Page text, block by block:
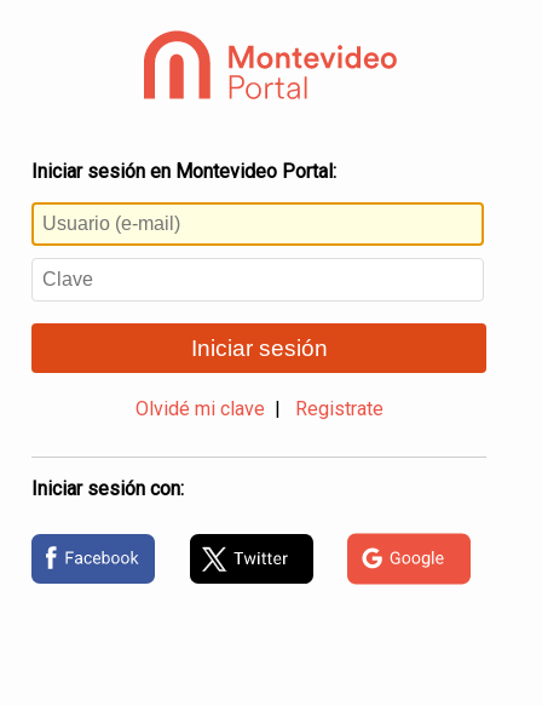
Iniciar sesión en Montevideo Portal:
Iniciar sesión
Olvidé mi clave Registrate
Iniciar sesión con: